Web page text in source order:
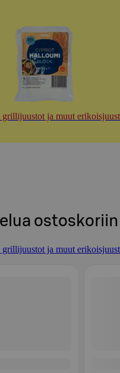
ja muut
ostoskoriin
ja muut